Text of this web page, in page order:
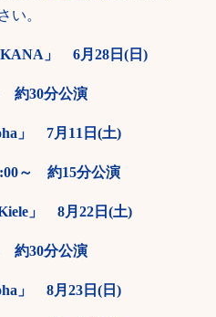
い。
」 6月28日(日)
約30分公演
」 7月11日(土)
～ 約15分公演
Kiele」 8月22日(土)
約30分公演
」 8月23日(日)